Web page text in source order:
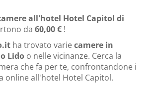
all'hotel Hotel Capitol di
da 60,00 € !
ha trovato variecamere in
Lido o nelle vicinanze. Cerca la
che fa per te, confrontandone i
online all'hotel Hotel Capitol.